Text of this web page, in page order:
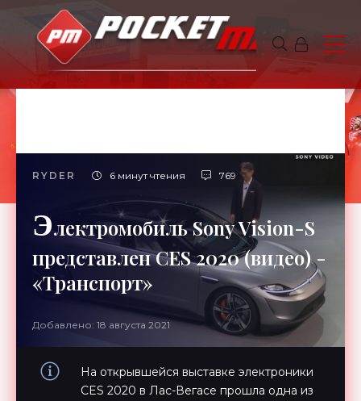
RYDER 6 минут чтения 769
Электромобиль Sony Vision-S
представлен CES 2020 (видео) -
«Транспорт»
Добавлено: 18 августа 2021
На открывшейся выставке электроники
CES 2020 в Лас-Вегасе прошла одна из